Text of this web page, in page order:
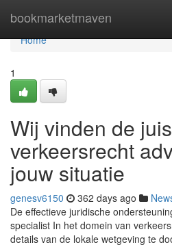
bookmarketmaven
Home
Home
1
Wij vinden de
verkeersrecht
jouw situatie
genesv6150 362 days ago
De effectieve juridische
specialist In het domein van
details van de lokale wetgeving te